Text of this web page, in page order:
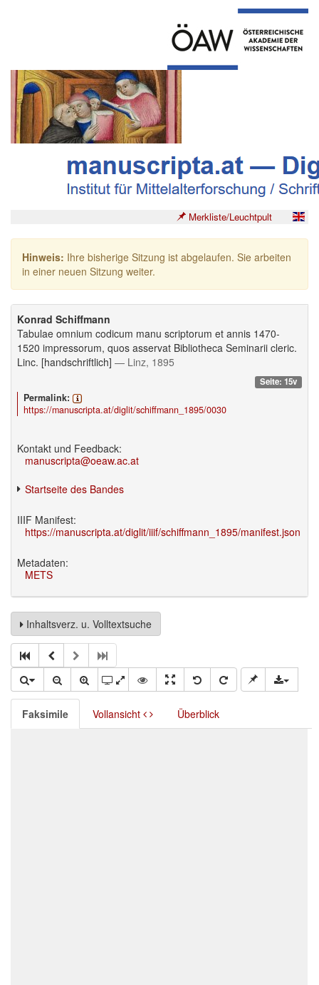
Merkliste/Leuchtpult
Hinweis: Ihre bisherige Sitzung ist abgelaufen. Sie arbeiten
in einer neuen Sitzung weiter.
Konrad Schiffmann
Tabulae omnium codicum manu scriptorum et annis 1470-
1520 impressorum, quos asservat Bibliotheca Seminarii cleric.
Linc. [handschriftlich] — Linz, 1895
Seite: 15v
Permalink:
https://manuscripta.at/diglit/schiffmann_1895/0030
Kontakt und Feedback:
manuscripta@oeaw.ac.at
Startseite des Bandes
IIIF Manifest:
https://manuscripta.at/diglit/iiif/schiffmann_1895/manifest.json
Metadaten:
METS
Inhaltsverz. u. Volltextsuche
Faksimile Vollansicht Überblick